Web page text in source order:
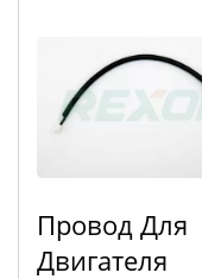
Провод Для
Двигателя